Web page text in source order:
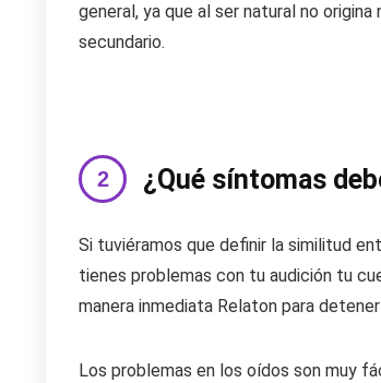
general, ya que al ser natural no
secundario.
¿Qué síntomas
Si tuviéramos que definir la similitud
tienes problemas con tu audición tu
manera inmediata Relaton para
Los problemas en los oídos son muy